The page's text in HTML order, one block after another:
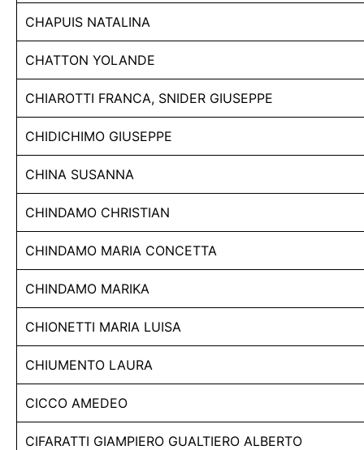
CHAPUIS NATALINA
CHATTON YOLANDE
CHIAROTTI FRANCA, SNIDER GIUSEPPE
CHIDICHIMO GIUSEPPE
CHINA SUSANNA
CHINDAMO CHRISTIAN
CHINDAMO MARIA CONCETTA
CHINDAMO MARIKA
CHIONETTI MARIA LUISA
CHIUMENTO LAURA
CICCO AMEDEO
CIFARATTI GIAMPIERO GUALTIERO ALBERTO